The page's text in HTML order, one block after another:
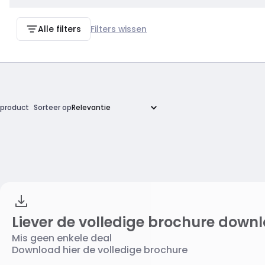
Alle filters Filters wissen
product Sorteer op
Liever de volledige brochure
Mis geen enkele deal
Download hier de volledige brochure